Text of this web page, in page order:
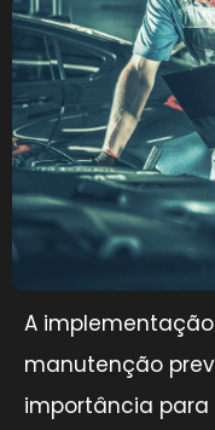
A
manutenção
importância para